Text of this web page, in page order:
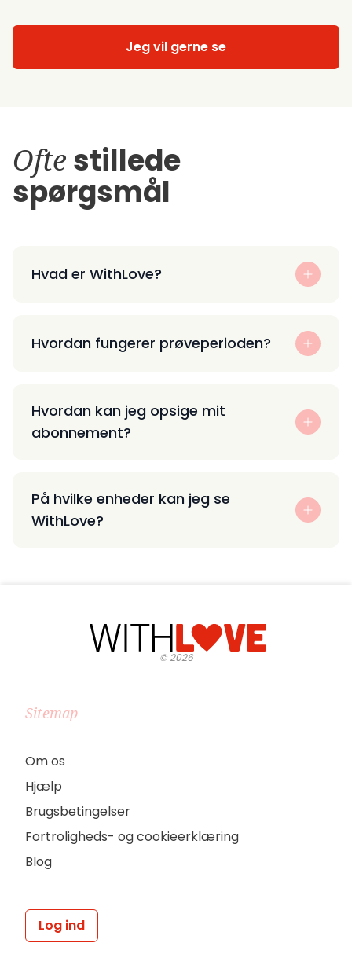
Jeg vil gerne se
Ofte stillede
spørgsmål
Hvad er WithLove?
Hvordan fungerer prøveperioden?
Hvordan kan jeg opsige mit
abonnement?
På hvilke enheder kan jeg se
WithLove?
©2026
Sitemap
Om os
Hjælp
Brugsbetingelser
Fortroligheds- og cookieerklæring
Blog
Log ind